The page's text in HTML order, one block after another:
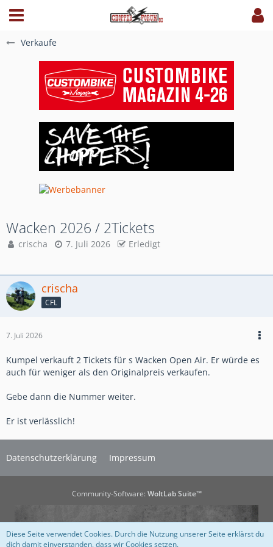
Verkaufe
Wacken 2026 / 2Tickets
crischa 7. Juli 2026 Erledigt
crischa
CFL
7. Juli 2026
Kumpel verkauft 2 Tickets für s Wacken Open Air. Er würde es
auch für weniger als den Originalpreis verkaufen.
Gebe dann die Nummer weiter.
Er ist verlässlich!
Datenschutzerklärung Impressum
Community-Software: WoltLab Suite™
Diese Seite verwendet Cookies. Durch die Nutzung unserer Seite erklärst du
dich damit einverstanden, dass wir Cookies setzen.